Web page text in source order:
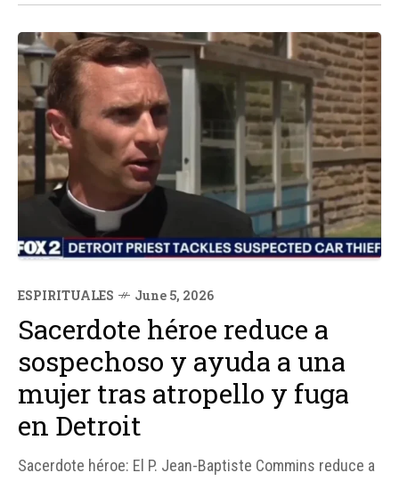
ESPIRITUALES June 5, 2026
Sacerdote héroe reduce a
sospechoso y ayuda a una
mujer tras atropello y fuga
en Detroit
Sacerdote héroe: El P. Jean-Baptiste Commins reduce a